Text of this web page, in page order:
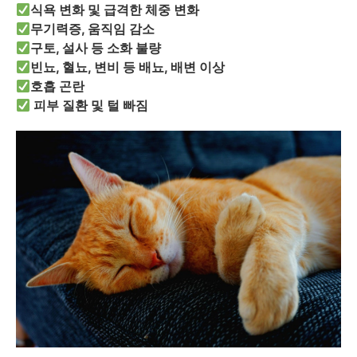
식욕 변화 및 급격한 체중 변화
무기력증, 움직임 감소
구토, 설사 등 소화 불량
빈뇨, 혈뇨, 변비 등 배뇨, 배변 이상
호흡 곤란
피부 질환 및 털 빠짐